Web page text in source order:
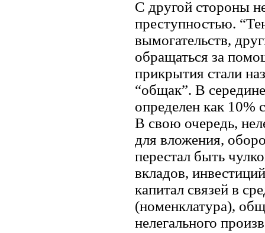
С другой стороны
преступностью.
вымогательств,
обращаться за
прикрытия стали
“общак”. В
определен как
В свою очередь,
для вложения,
перестал быть
вкладов,
капитал связей в
(номенклатура),
нелегального